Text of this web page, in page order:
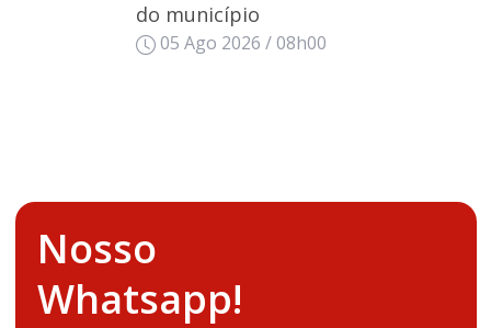
do município
05 Ago 2026 / 08h00
Nosso
Whatsapp!